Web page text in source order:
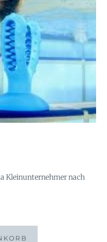
Kleinunternehmer nach